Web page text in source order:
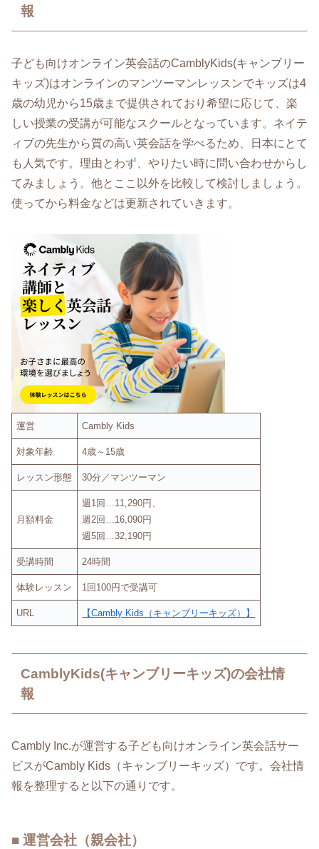
報
子ども向けオンライン英会話のCamblyKids(キャンブリー
キッズ)はオンラインのマンツーマンレッスンでキッズは4
歳の幼児から15歳まで提供されており希望に応じて、楽
しい授業の受講が可能なスクールとなっています。ネイテ
ィブの先生から質の高い英会話を学べるため、日本にとて
も人気です。理由とわず、やりたい時に問い合わせからし
てみましょう。他とここ以外を比較して検討しましょう。
使ってから料金などは更新されていきます。
運営 Cambly Kids
対象年齢 4歳～15歳
レッスン形態 30分／マンツーマン
月額料金
週1回…11,290円、
週2回…16,090円
週5回…32,190円
受講時間 24時間
体験レッスン 1回100円で受講可
URL 【Cambly Kids（キャンブリーキッズ）】
CamblyKids(キャンブリーキッズ)の会社情
報
Cambly Inc.が運営する子ども向けオンライン英会話サー
ビスがCambly Kids（キャンブリーキッズ）です。会社情
報を整理すると以下の通りです。
■ 運営会社（親会社）